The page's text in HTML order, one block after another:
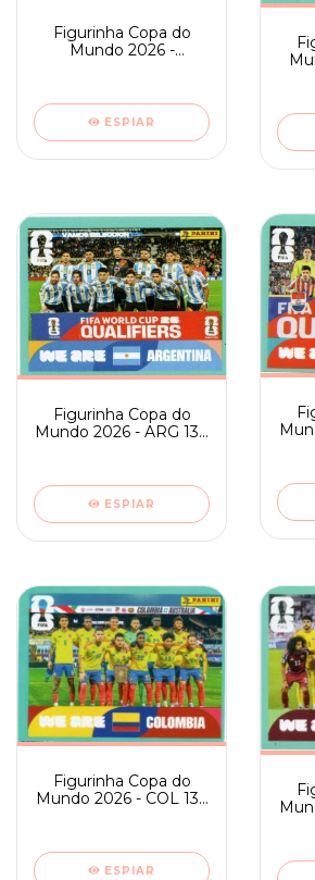
Figurinha Copa do
Mundo 2026 -
ESPIAR
Figurinha Copa do
Mundo 2026 - ARG 13 -
ESPIAR
Figurinha Copa do
Mundo 2026 - COL 13 -
ESPIAR